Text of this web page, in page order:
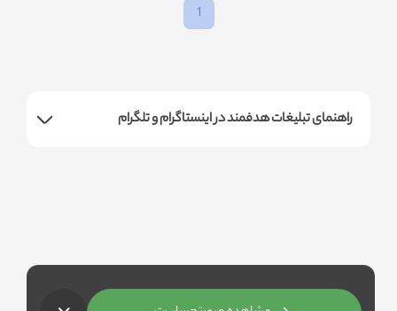
1
راهنمای تبلیغات هدفمند در اینستاگرام و تلگرام